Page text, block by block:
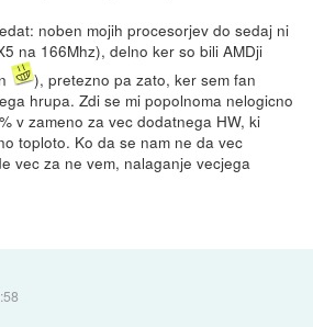
noben mojih procesorjev do sedaj ni
na 166Mhz), delno ker so bili AMDji
), pretezno pa zato, ker sem fan
hrupa. Zdi se mi popolnoma nelogicno
v zameno za vec dodatnega HW, ki
toploto. Ko da se nam ne da vec
vec za ne vem, nalaganje vecjega